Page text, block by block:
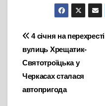
Навігація
записів
4 січня на перехресті
вулиць Хрещатик-
Святотроїцька у
Черкасах сталася
автопригода